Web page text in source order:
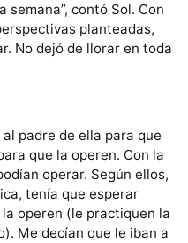
semana”, contó Sol. Con
planteadas,
No dejó de llorar en toda
padre de ella para que
que la operen. Con la
operar. Según ellos,
tenía que esperar
operen (le practiquen la
Me decían que le iban a